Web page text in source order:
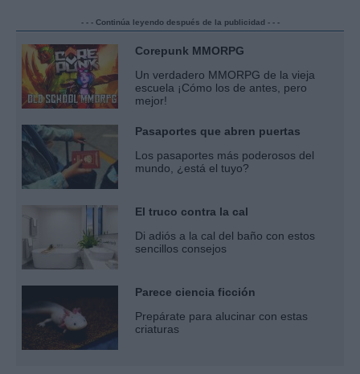
- - - Continúa leyendo después de la publicidad - - -
Corepunk MMORPG
Un verdadero MMORPG de la vieja
escuela ¡Cómo los de antes, pero
mejor!
Pasaportes que abren puertas
Los pasaportes más poderosos del
mundo, ¿está el tuyo?
El truco contra la cal
Di adiós a la cal del baño con estos
sencillos consejos
Parece ciencia ficción
Prepárate para alucinar con estas
criaturas